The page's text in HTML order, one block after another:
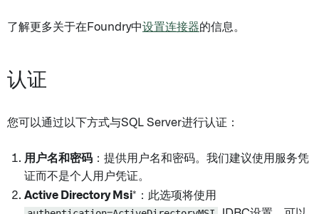
了解更多关于在Foundry中设置连接器的信息。
认证
您可以通过以下方式与SQL Server进行认证：
用户名和密码 ：提供用户名和密码。我们建议使用服务凭
证而不是个人用户凭证。
Active Directory Msi*：此选项将使用